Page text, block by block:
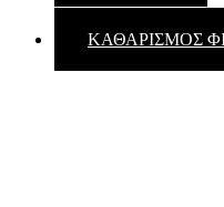
ΚΑΘΑΡΙΣΜΟΣ